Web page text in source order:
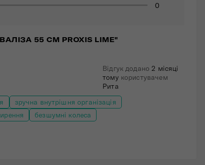
0
55 СМ PROXIS LIME"
Відгук додано2 місяці
томукористувачем
Рита
зручна внутрішня організація
безшумні колеса